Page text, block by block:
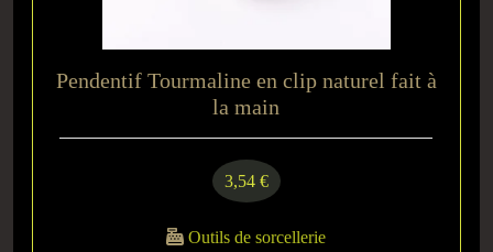
Pendentif Tourmaline en clip naturel fait à
la main
3,54 €
Outils de sorcellerie